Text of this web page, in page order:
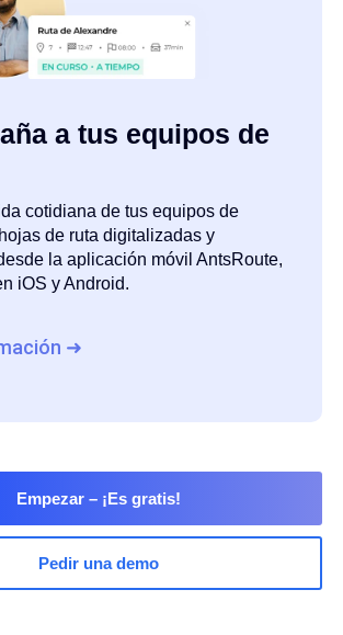
a tus equipos de
cotidiana de tus equipos de
de ruta digitalizadas y
la aplicación móvil AntsRoute,
iOS y Android.
➜
Empezar – ¡Es gratis!
Pedir una demo